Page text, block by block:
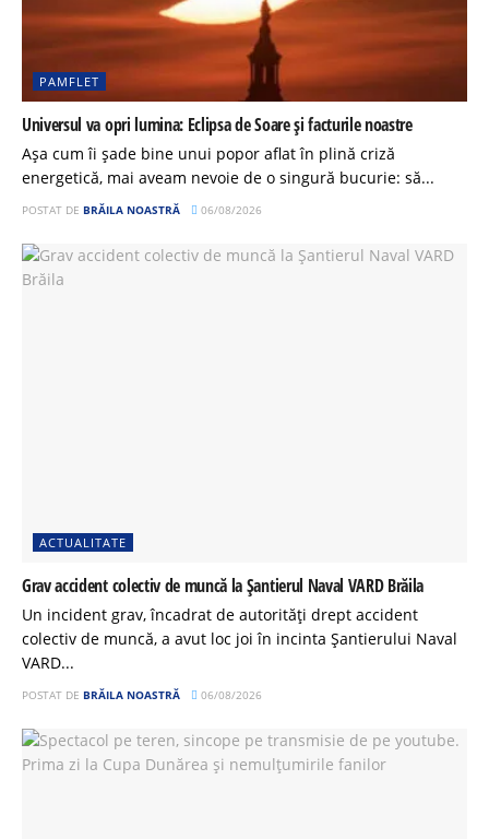
PAMFLET
Universul va opri lumina: Eclipsa de Soare și facturile noastre
Așa cum îi șade bine unui popor aflat în plină criză
energetică, mai aveam nevoie de o singură bucurie: să...
POSTAT DE BRĂILA NOASTRĂ 06/08/2026
ACTUALITATE
Grav accident colectiv de muncă la Șantierul Naval VARD Brăila
Un incident grav, încadrat de autorități drept accident
colectiv de muncă, a avut loc joi în incinta Șantierului Naval
VARD...
POSTAT DE BRĂILA NOASTRĂ 06/08/2026